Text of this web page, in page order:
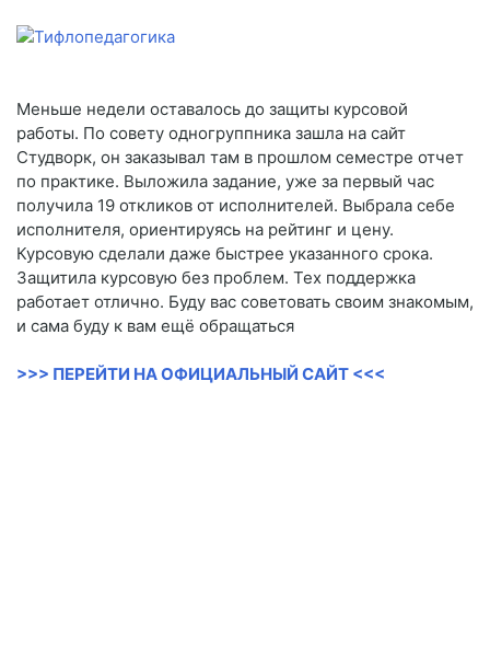
Меньше недели оставалось до защиты курсовой
работы. По совету одногруппника зашла на сайт
Студворк, он заказывал там в прошлом семестре отчет
по практике. Выложила задание, уже за первый час
получила 19 откликов от исполнителей. Выбрала себе
исполнителя, ориентируясь на рейтинг и цену.
Курсовую сделали даже быстрее указанного срока.
Защитила курсовую без проблем. Тех поддержка
работает отлично. Буду вас советовать своим знакомым,
и сама буду к вам ещё обращаться
>>> ПЕРЕЙТИ НА ОФИЦИАЛЬНЫЙ САЙТ <<<